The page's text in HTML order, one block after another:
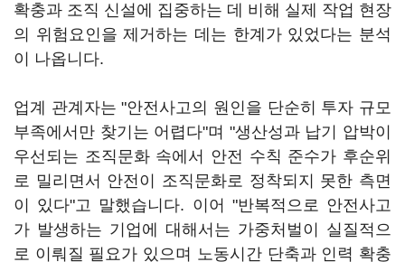
확충과 조직 신설에 집중하는 데 비해 실제 작업 현장
의 위험요인을 제거하는 데는 한계가 있었다는 분석
이 나옵니다.
업계 관계자는 "안전사고의 원인을 단순히 투자 규모
부족에서만 찾기는 어렵다"며 "생산성과 납기 압박이
우선되는 조직문화 속에서 안전 수칙 준수가 후순위
로 밀리면서 안전이 조직문화로 정착되지 못한 측면
이 있다"고 말했습니다. 이어 "반복적으로 안전사고
가 발생하는 기업에 대해서는 가중처벌이 실질적으
로 이뤄질 필요가 있으며 노동시간 단축과 인력 확충